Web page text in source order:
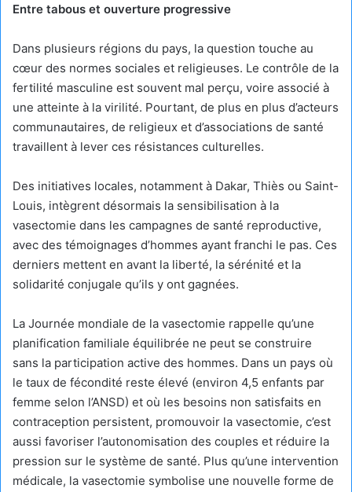
Entre tabous et ouverture progressive
Dans plusieurs régions du pays, la question touche au
cœur des normes sociales et religieuses. Le contrôle de la
fertilité masculine est souvent mal perçu, voire associé à
une atteinte à la virilité. Pourtant, de plus en plus d’acteurs
communautaires, de religieux et d’associations de santé
travaillent à lever ces résistances culturelles.
Des initiatives locales, notamment à Dakar, Thiès ou Saint-
Louis, intègrent désormais la sensibilisation à la
vasectomie dans les campagnes de santé reproductive,
avec des témoignages d’hommes ayant franchi le pas. Ces
derniers mettent en avant la liberté, la sérénité et la
solidarité conjugale qu’ils y ont gagnées.
La Journée mondiale de la vasectomie rappelle qu’une
planification familiale équilibrée ne peut se construire
sans la participation active des hommes. Dans un pays où
le taux de fécondité reste élevé (environ 4,5 enfants par
femme selon l’ANSD) et où les besoins non satisfaits en
contraception persistent, promouvoir la vasectomie, c’est
aussi favoriser l’autonomisation des couples et réduire la
pression sur le système de santé. Plus qu’une intervention
médicale, la vasectomie symbolise une nouvelle forme de